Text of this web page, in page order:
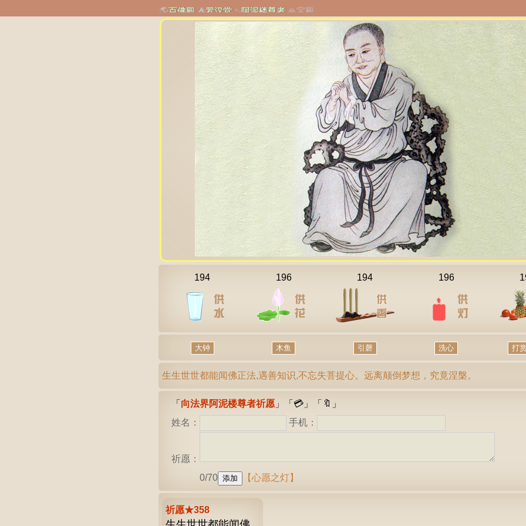
🌎百佛殿 ⛺罗汉堂✨阿泥楼尊者 🙏宝殿
194 196 194 196
大钟 木鱼 引磬
生生世世都能闻佛正法,遇善知识,不忘失菩提心。远离颠倒梦想，究竟涅槃。
「 向法界阿泥楼尊者祈愿」「 💳」「 🔖 」
姓名：
手机：
祈愿：
0/70
【心愿之灯】
祈愿★358